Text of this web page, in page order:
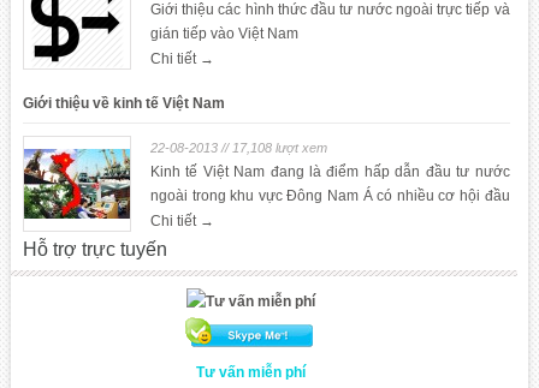
Giới thiệu các hình thức đầu tư nước ngoài trực tiếp và
gián tiếp vào Việt Nam
Chi tiết →
Giới thiệu về kinh tế Việt Nam
22-08-2013 // 17,108 lượt xem
Kinh tế Việt Nam đang là điểm hấp dẫn đầu tư nước
ngoài trong khu vực Đông Nam Á có nhiều cơ hội đầu
tư, tuy nhiền cũng có những thách thức
Chi tiết →
Hỗ trợ trực tuyến
Tư vấn miễn phí